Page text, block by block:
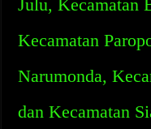
Julu, Kecamatan
Kecamatan
Narumonda,
dan Kecamatan